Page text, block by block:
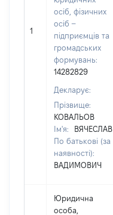
1
осіб, фізичних
осіб –
підприємців та
громадських
формувань:
14282829
Декларує:
Прізвище:
КОВАЛЬОВ
Ім'я:
ВЯЧЕСЛАВ
По батькові (за
наявності):
ВАДИМОВИЧ
Юридична
особа,